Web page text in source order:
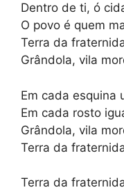
Dentro de ti, ó
O povo é quem
Terra da
Grândola, vila
Em cada esquina
Em cada rosto
Grândola, vila
Terra da
Terra da